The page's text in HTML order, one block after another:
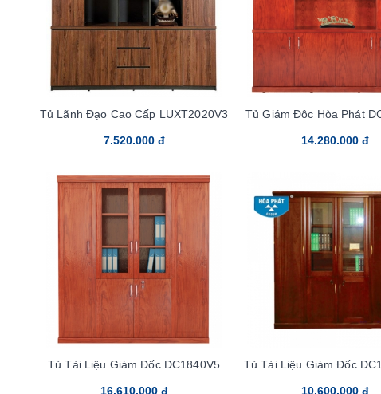
Tủ Lãnh Đạo Cao Cấp LUXT2020V3
7.520.000 đ
Tủ Giám Đôc Hòa Phát
14.280.000 đ
Tủ Tài Liệu Giám Đốc DC1840V5
16.610.000 đ
Tủ Tài Liệu Giám Đốc
10.600.000 đ